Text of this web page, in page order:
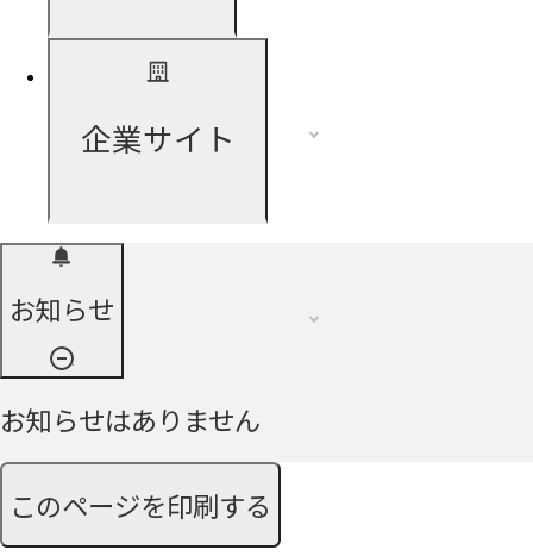
企業サイト
お知らせ
お知らせはありません
このページを印刷する